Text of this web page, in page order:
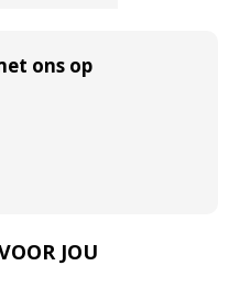
ons op
JOU